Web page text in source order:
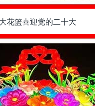
花篮喜迎党的二十大